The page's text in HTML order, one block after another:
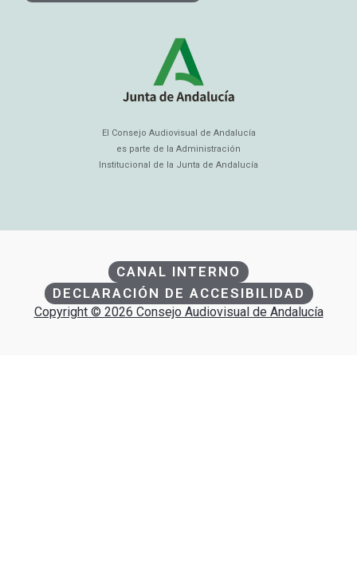
El Consejo Audiovisual de Andalucía
es parte de la Administración
Institucional de la Junta de Andalucía
CANAL INTERNO
DECLARACIÓN DE ACCESIBILIDAD
Copyright © 2026 Consejo Audiovisual de Andalucía